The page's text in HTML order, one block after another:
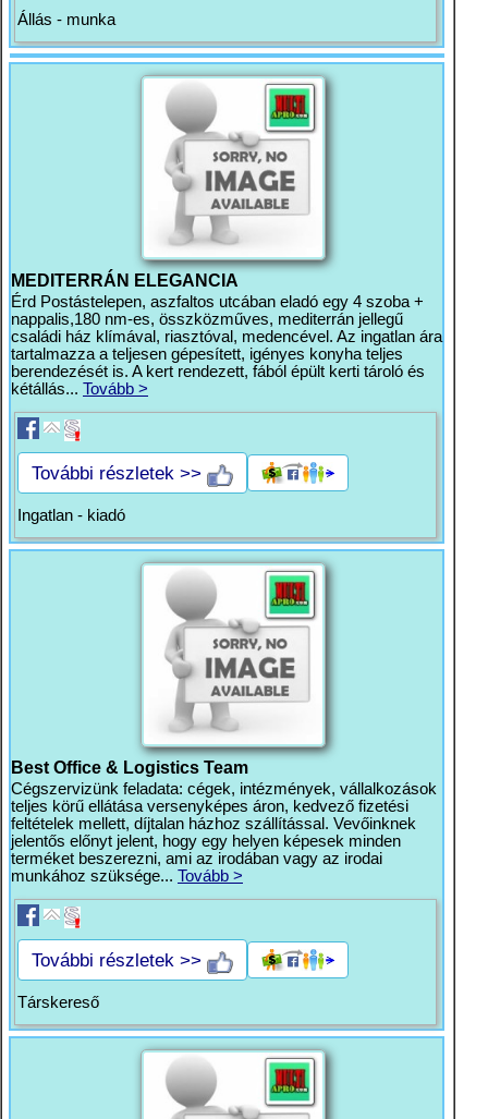
Állás - munka
MEDITERRÁN ELEGANCIA
Érd Postástelepen, aszfaltos utcában eladó egy 4 szoba +
nappalis,180 nm-es, összközműves, mediterrán jellegű
családi ház klímával, riasztóval, medencével. Az ingatlan ára
tartalmazza a teljesen gépesített, igényes konyha teljes
berendezését is. A kert rendezett, fából épült kerti tároló és
kétállás... Tovább >
További részletek >>
Ingatlan - kiadó
Best Office & Logistics Team
Cégszervizünk feladata: cégek, intézmények, vállalkozások
teljes körű ellátása versenyképes áron, kedvező fizetési
feltételek mellett, díjtalan házhoz szállítással. Vevőinknek
jelentős előnyt jelent, hogy egy helyen képesek minden
terméket beszerezni, ami az irodában vagy az irodai
munkához szüksége... Tovább >
További részletek >>
Társkereső